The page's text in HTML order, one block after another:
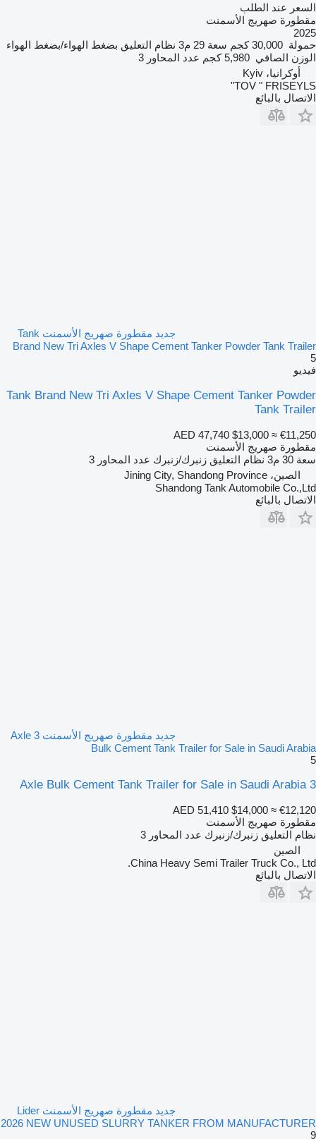
السعر عند الطلب
مقطورة صهريج الأسمنت
2025
حمولة 30,000 كجم سعة 29 م3 نظام التعليق بضغط الهواء/بضغط الهواء
الوزن الصافي 5,980 كجم عدد المحاور 3
أوكرانيا، Kyiv
TOV " FRISEYLS"
الاتصال بالبائع
جديد مقطورة صهريج الأسمنت Tank
Brand New Tri Axles V Shape Cement Tanker Powder Tank Trailer
5
فيديو
Tank Brand New Tri Axles V Shape Cement Tanker Powder
Tank Trailer
AED 47,740 $13,000 ≈ €11,250
مقطورة صهريج الأسمنت
سعة 30 م3 نظام التعليق زنبرك/زنبرك عدد المحاور 3
الصين، Jining City, Shandong Province
Shandong Tank Automobile Co.,Ltd
الاتصال بالبائع
جديد مقطورة صهريج الأسمنت 3 Axle
Bulk Cement Tank Trailer for Sale in Saudi Arabia
5
3 Axle Bulk Cement Tank Trailer for Sale in Saudi Arabia
AED 51,410 $14,000 ≈ €12,120
مقطورة صهريج الأسمنت
نظام التعليق زنبرك/زنبرك عدد المحاور 3
الصين
China Heavy Semi Trailer Truck Co., Ltd.
الاتصال بالبائع
جديد مقطورة صهريج الأسمنت Lider
2026 NEW UNUSED SLURRY TANKER FROM MANUFACTURER
9